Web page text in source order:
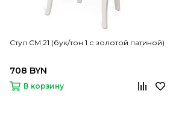
Стул СМ 21 (бук/тон 1 с золотой патиной)
708 BYN
В корзину